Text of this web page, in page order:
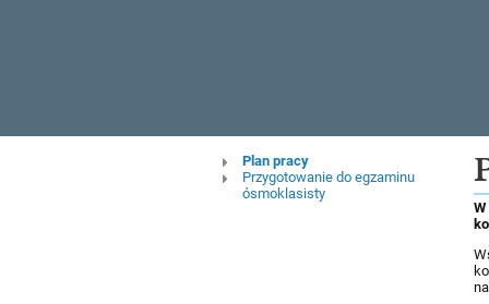
Aktywna
Tablica
Plan pracy
Przygotowanie do egzaminu
ósmoklasisty
W